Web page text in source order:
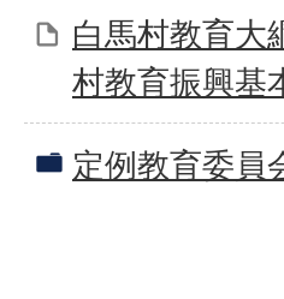
白馬村教育大
村教育振興基
定例教育委員